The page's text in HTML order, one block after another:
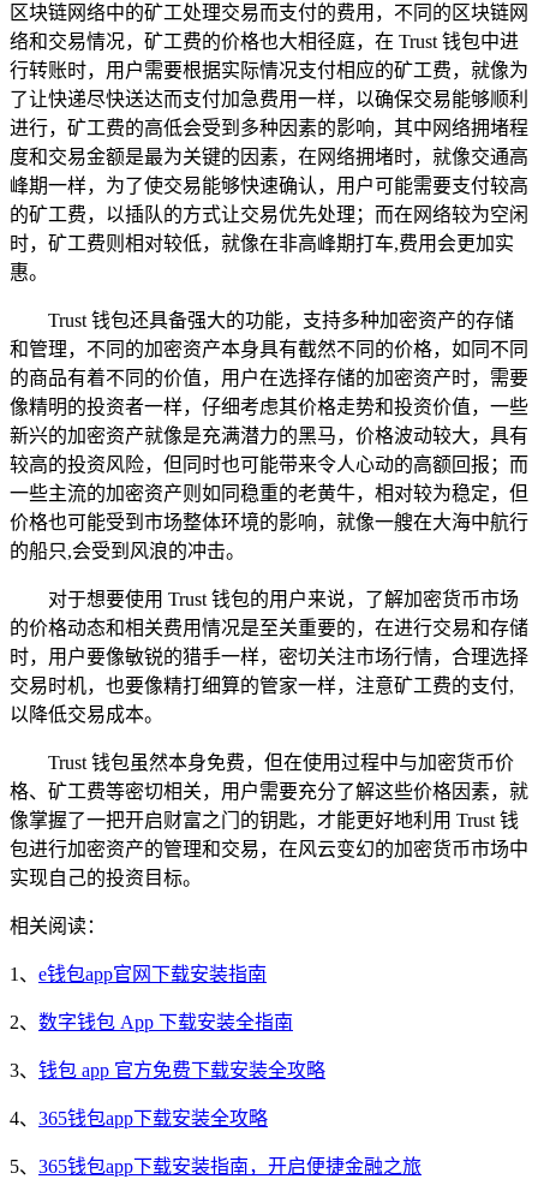
区块链网络中的矿工处理交易而支付的费用，不同的区块链网
络和交易情况，矿工费的价格也大相径庭，在 Trust 钱包中进
行转账时，用户需要根据实际情况支付相应的矿工费，就像为
了让快递尽快送达而支付加急费用一样，以确保交易能够顺利
进行，矿工费的高低会受到多种因素的影响，其中网络拥堵程
度和交易金额是最为关键的因素，在网络拥堵时，就像交通高
峰期一样，为了使交易能够快速确认，用户可能需要支付较高
的矿工费，以插队的方式让交易优先处理；而在网络较为空闲
时，矿工费则相对较低，就像在非高峰期打车,费用会更加实
惠。
Trust 钱包还具备强大的功能，支持多种加密资产的存储
和管理，不同的加密资产本身具有截然不同的价格，如同不同
的商品有着不同的价值，用户在选择存储的加密资产时，需要
像精明的投资者一样，仔细考虑其价格走势和投资价值，一些
新兴的加密资产就像是充满潜力的黑马，价格波动较大，具有
较高的投资风险，但同时也可能带来令人心动的高额回报；而
一些主流的加密资产则如同稳重的老黄牛，相对较为稳定，但
价格也可能受到市场整体环境的影响，就像一艘在大海中航行
的船只,会受到风浪的冲击。
对于想要使用 Trust 钱包的用户来说，了解加密货币市场
的价格动态和相关费用情况是至关重要的，在进行交易和存储
时，用户要像敏锐的猎手一样，密切关注市场行情，合理选择
交易时机，也要像精打细算的管家一样，注意矿工费的支付,
以降低交易成本。
Trust 钱包虽然本身免费，但在使用过程中与加密货币价
格、矿工费等密切相关，用户需要充分了解这些价格因素，就
像掌握了一把开启财富之门的钥匙，才能更好地利用 Trust 钱
包进行加密资产的管理和交易，在风云变幻的加密货币市场中
实现自己的投资目标。
相关阅读：
1、 e钱包app官网下载安装指南
2、 数字钱包 App 下载安装全指南
3、 钱包 app 官方免费下载安装全攻略
4、 365钱包app下载安装全攻略
5、 365钱包app下载安装指南，开启便捷金融之旅